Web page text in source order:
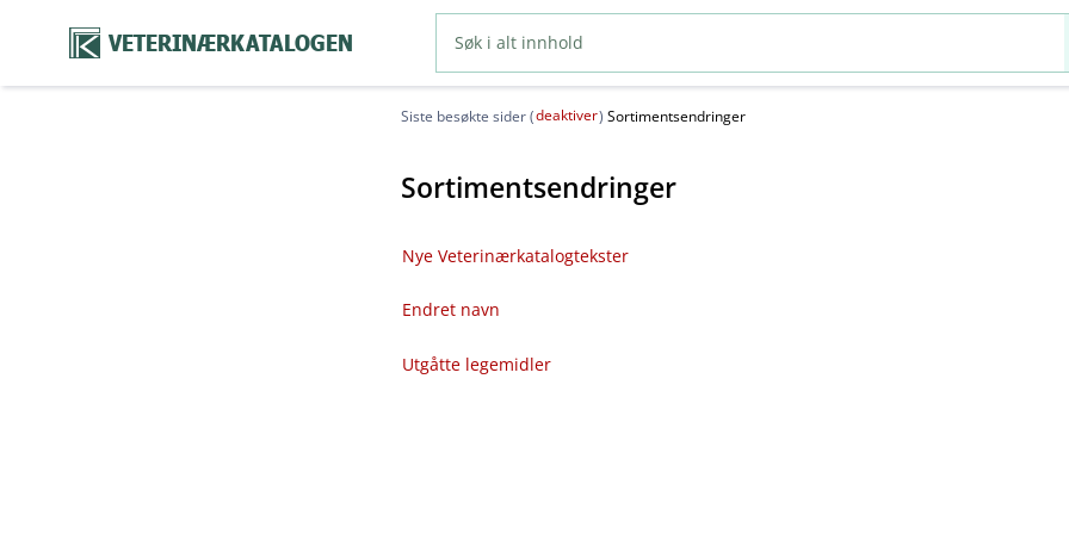
VETERINÆRKATALOGEN
Siste besøkte sider (deaktiver) Sortimentsendringer
Sortimentsendringer
Nye Veterinærkatalogtekster
Endret navn
Utgåtte legemidler